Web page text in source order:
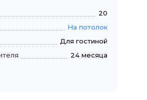
20
На потолок
Для гостиной
24 месяца